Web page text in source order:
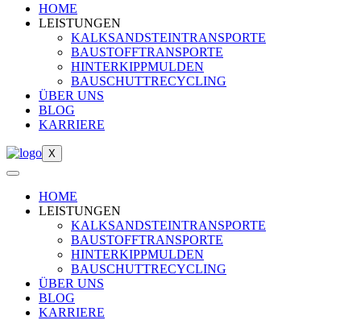
HOME
LEISTUNGEN
KALKSANDSTEINTRANSPORTE
BAUSTOFFTRANSPORTE
HINTERKIPPMULDEN
BAUSCHUTTRECYCLING
ÜBER UNS
BLOG
KARRIERE
X
HOME
LEISTUNGEN
KALKSANDSTEINTRANSPORTE
BAUSTOFFTRANSPORTE
HINTERKIPPMULDEN
BAUSCHUTTRECYCLING
ÜBER UNS
BLOG
KARRIERE